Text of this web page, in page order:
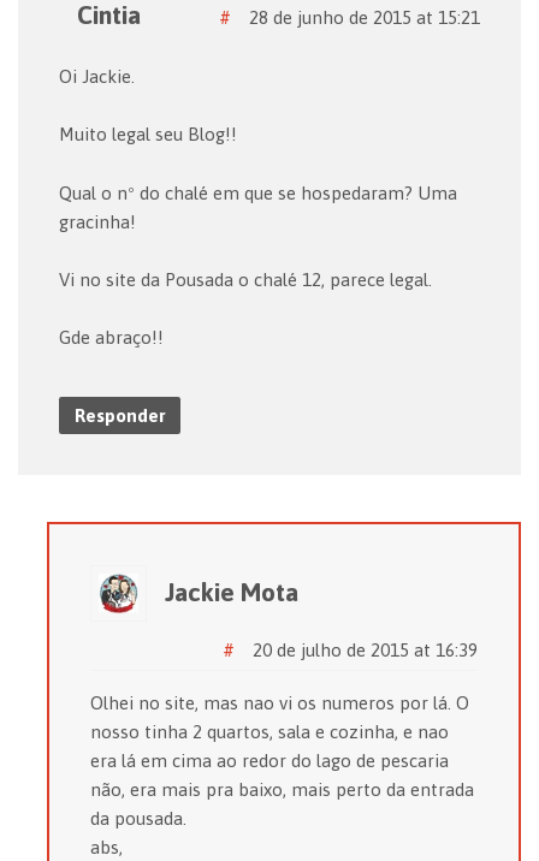
Cintia 28 de junho de 2015 at 15:21
#
Oi Jackie.
Muito legal seu Blog!!
Qual o nº do chalé em que se hospedaram? Uma
gracinha!
Vi no site da Pousada o chalé 12, parece legal.
Gde abraço!!
Responder
Jackie Mota
20 de julho de 2015 at 16:39
#
Olhei no site, mas nao vi os numeros por lá. O
nosso tinha 2 quartos, sala e cozinha, e nao
era lá em cima ao redor do lago de pescaria
não, era mais pra baixo, mais perto da entrada
da pousada.
abs,